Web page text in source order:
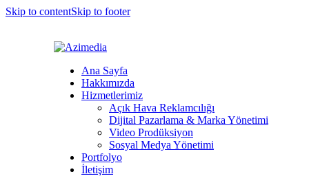
Skip to contentSkip to footer
Ana Sayfa
Hakkımızda
Hizmetlerimiz
Açık Hava Reklamcılığı
Dijital Pazarlama & Marka Yönetimi
Video Prodüksiyon
Sosyal Medya Yönetimi
Portfolyo
İletişim